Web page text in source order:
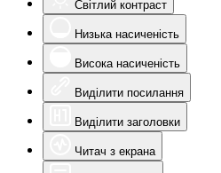
Світлий контраст
Низька насиченість
Висока насиченість
Виділити посилання
Виділити заголовки
Читач з екрана